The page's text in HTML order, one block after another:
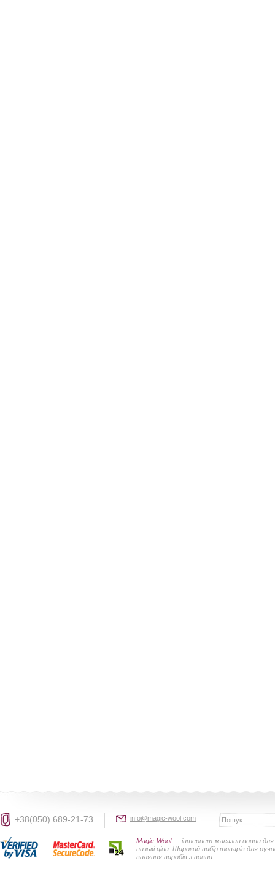
+38(050) 689-21-73 info@magic-wool.com
Magic-Wool— інтернет-магазин вовни
низькі ціни. Широкий вибір товарів для
валяння виробів з вовни.